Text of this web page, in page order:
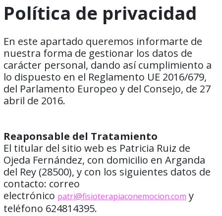
Política de privacidad
En este apartado queremos informarte de
nuestra forma de gestionar los datos de
carácter personal, dando así cumplimiento a
lo dispuesto en el Reglamento UE 2016/679,
del Parlamento Europeo y del Consejo, de 27
abril de 2016.
Reaponsable del Tratamiento
El titular del sitio web es Patricia Ruiz de
Ojeda Fernández, con domicilio en Arganda
del Rey (28500), y con los siguientes datos de
contacto: correo
electrónico patri@fisioterapiaconemocion.com y
teléfono ​624814395.